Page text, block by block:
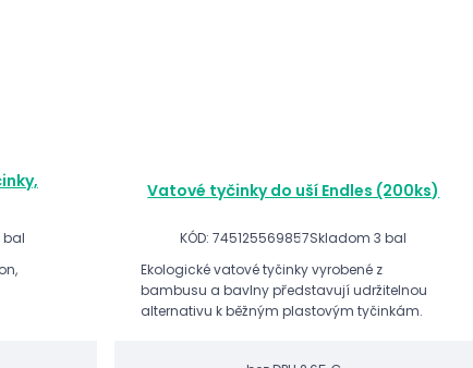
bal
Vatové tyčinky do uší Endles (200ks)
KÓD: 745125569857Skladom 3 bal
Ekologické vatové tyčinky vyrobené z
bambusu a bavlny představují udržitelnou
alternativu k běžným plastovým tyčinkám.